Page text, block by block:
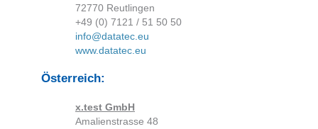
72770 Reutlingen
+49 (0) 7121 / 51 50 50
info@datatec.eu
www.datatec.eu
Österreich:
x.test GmbH
Amalienstrasse 48